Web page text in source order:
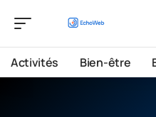
Activités Bien-être